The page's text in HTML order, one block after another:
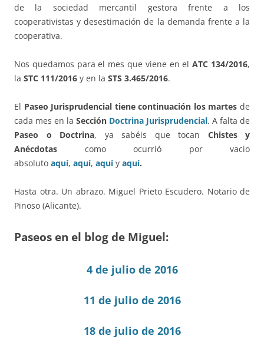
de la sociedad mercantil gestora frente a los
cooperativistas y desestimación de la demanda frente a la
cooperativa.
Nos quedamos para el mes que viene en elATC 134/2016,
la STC 111/2016 y en la STS 3.465/2016.
El Paseo Jurisprudencial tienecontinuación losmartes de
cada mes en la Sección Doctrina Jurisprudencial. A falta de
Paseo o Doctrina, ya sabéis que tocan Chistes y
Anécdotas como ocurrió por vacio
absoluto aquí, aquí, aquí y aquí.
Hasta otra. Un abrazo. Miguel Prieto Escudero. Notario de
Pinoso (Alicante).
Paseos en el blog de Miguel:
4 de julio de 2016
11 de julio de 2016
18 de julio de 2016